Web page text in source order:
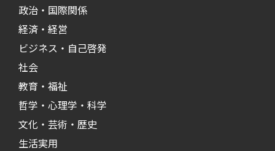
政治・国際関係
経済・経営
ビジネス・自己啓発
社会
教育・福祉
哲学・心理学・科学
文化・芸術・歴史
生活実用